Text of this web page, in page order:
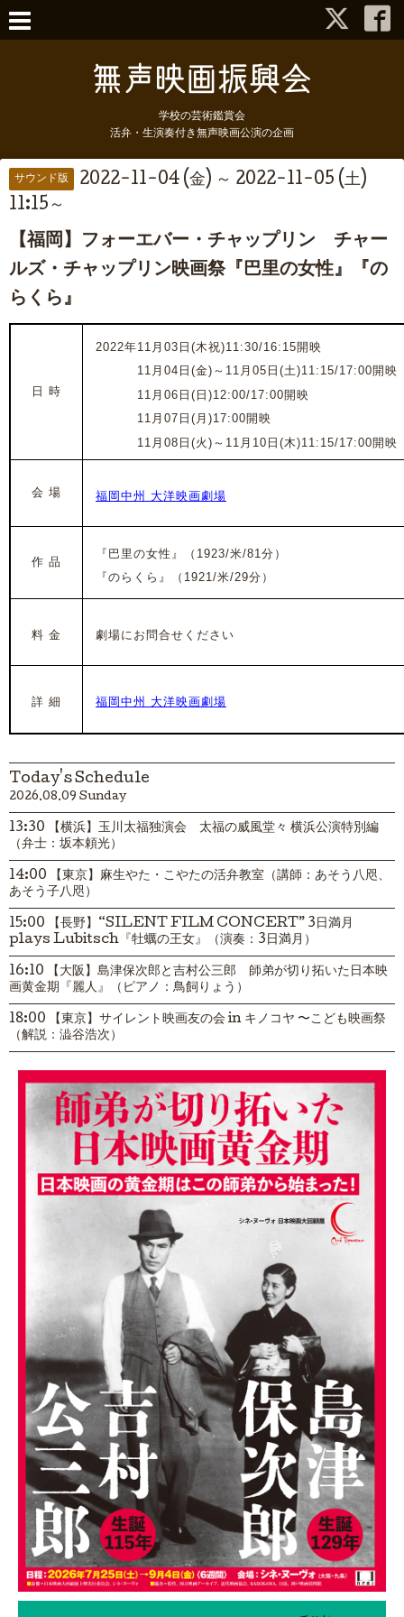
学校の芸術鑑賞会
活弁・生演奏付き無声映画公演の企画
サウンド版
2022-11-04 (金) ～ 2022-11-05 (土)
11:15～
【福岡】フォーエバー・チャップリン チャー
ルズ・チャップリン映画祭『巴里の女性』『の
らくら』
日 時
2022年11月03日(木祝)11:30/16:15開映
11月04日(金)～ 11月05日(土)11:15/17:00開映
11月06日(日)12:00/17:00開映
11月07日(月)17:00開映
11月08日(火) ～ 11月10日(木)11:15/17:00開映
会 場 福岡中州 大洋映画劇場
作 品
『巴里の女性』（1923/米/81分）
『のらくら』
（1921/米/29分）
料 金 劇場にお問合せください
詳 細 福岡中州 大洋映画劇場
Today's Schedule
2026.08.09 Sunday
13:30 【横浜】玉川太福独演会 太福の威風堂々 横浜公演特別編
（弁士：坂本頼光）
14:00 【東京】麻生やた・こやたの活弁教室（講師：あそう八咫、
あそう子八咫）
15:00 【長野】“SILENT FILM CONCERT” 3日満月
plays Lubitsch『牡蠣の王女』（演奏：3日満月）
16:10 【大阪】島津保次郎と吉村公三郎 師弟が切り拓いた日本映
画黄金期『麗人』（ピアノ：鳥飼りょう）
18:00 【東京】サイレント映画友の会 in キノコヤ 〜こども映画祭
（解説：澁谷浩次）